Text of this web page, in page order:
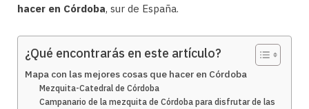
hacer en Córdoba, sur de España.
¿Qué encontrarás en este artículo?
Mapa con las mejores cosas que hacer en Córdoba
Mezquita-Catedral de Córdoba
Campanario de la mezquita de Córdoba para disfrutar de las